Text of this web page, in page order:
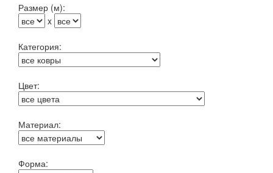
Размер (м):
x
Категория:
Цвет:
Материал:
Форма: